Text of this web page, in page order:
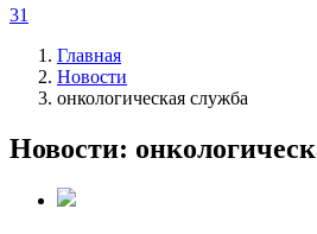
31
Главная
Новости
онкологическая служба
Новости: